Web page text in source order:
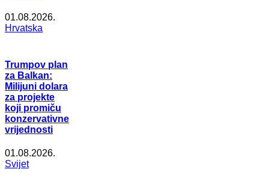
01.08.2026.
Hrvatska
Trumpov plan
za Balkan:
Milijuni dolara
za projekte
koji promiču
konzervativne
vrijednosti
01.08.2026.
Svijet